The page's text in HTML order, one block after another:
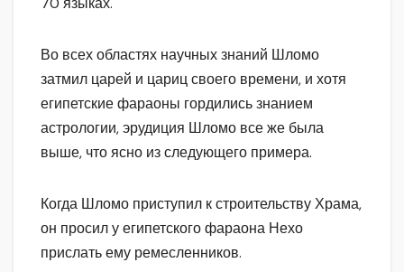
Во всех областях научных знаний Шломо
затмил царей и цариц своего времени, и хотя
египетские фараоны гордились знанием
астрологии, эрудиция Шломо все же была
выше, что ясно из следующего примера.
Когда Шломо приступил к строительству Храма,
он просил у египетского фараона Нехо
прислать ему ремесленников.